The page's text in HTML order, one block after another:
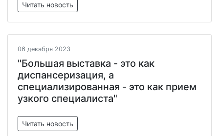
Читать новость
06 декабря 2023
"Большая выставка - это как
диспансеризация, а
специализированная - это как прием
узкого специалиста"
Читать новость